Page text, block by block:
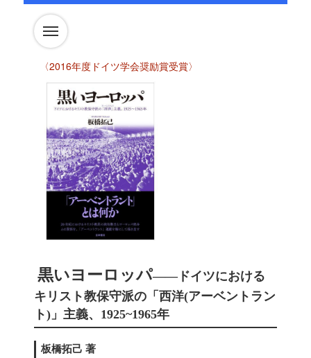
〈2016年度ドイツ学会奨励賞受賞〉
黒いヨーロッパ――ドイツにおける
キリスト教保守派の「西洋(アーベントラン
ト)」主義、1925~1965年
板橋拓己 著